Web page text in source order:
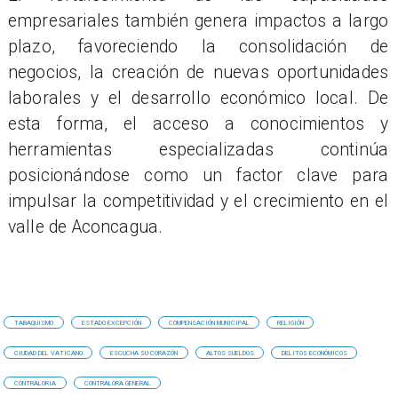
empresariales también genera impactos a largo
plazo, favoreciendo la consolidación de
negocios, la creación de nuevas oportunidades
laborales y el desarrollo económico local. De
esta forma, el acceso a conocimientos y
herramientas especializadas continúa
posicionándose como un factor clave para
impulsar la competitividad y el crecimiento en el
valle de Aconcagua.
TABAQUISMO ESTADO EXCEPCIÓN COMPENSACIÓN MUNICIPAL RELIGIÓN
CIUDAD DEL VATICANO ESCUCHA SU CORAZÓN ALTOS SUELDOS DELITOS ECONÓMICOS
CONTRALORIA CONTRALORA GENERAL